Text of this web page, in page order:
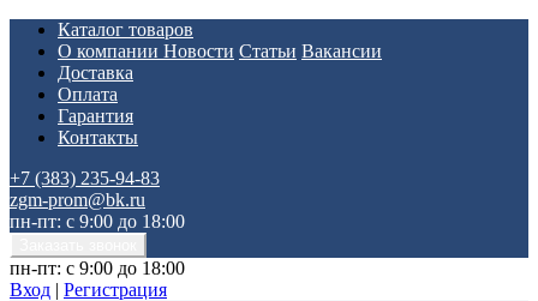
Каталог товаров
О компании Новости Статьи Вакансии
Доставка
Оплата
Гарантия
Контакты
+7 (383) 235-94-83
zgm-prom@bk.ru
пн-пт: с 9:00 до 18:00
пн-пт: с 9:00 до 18:00
Вход | Регистрация